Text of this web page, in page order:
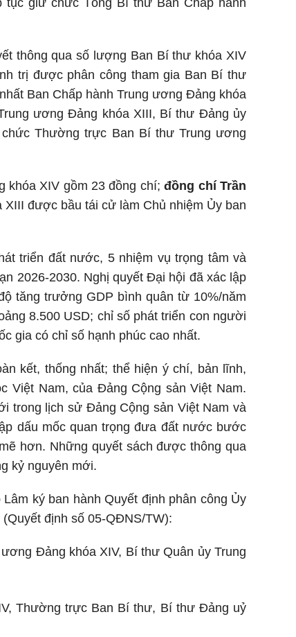
giữ chức Tổng Bí thư Ban Chấp hành
thông qua số lượng Ban Bí thư khóa XIV
trị được phân công tham gia Ban Bí thư
Ban Chấp hành Trung ương Đảng khóa
ương Đảng khóa XIII, Bí thư Đảng ủy
Thường trực Ban Bí thư Trung ương
khóa XIV gồm 23 đồng chí;đồng chí Trần
được bầu tái cử làm Chủ nhiệm Ủy ban
triển đất nước, 5 nhiệm vụ trọng tâm và
2026-2030. Nghị quyết Đại hội đã xác lập
tăng trưởng GDP bình quân từ 10%/năm
8.500 USD; chỉ số phát triển con người
gia có chỉ số hạnh phúc cao nhất.
kết, thống nhất; thể hiện ý chí, bản lĩnh,
Việt Nam, của Đảng Cộng sản Việt Nam.
trong lịch sử Đảng Cộng sản Việt Nam và
dấu mốc quan trọng đưa đất nước bước
hơn. Những quyết sách được thông qua
kỷ nguyên mới.
ký ban hành Quyết định phân công Ủy
định số 05-QĐNS/TW):
Đảng khóa XIV, Bí thư Quân ủy Trung
Thường trực Ban Bí thư, Bí thư Đảng uỷ